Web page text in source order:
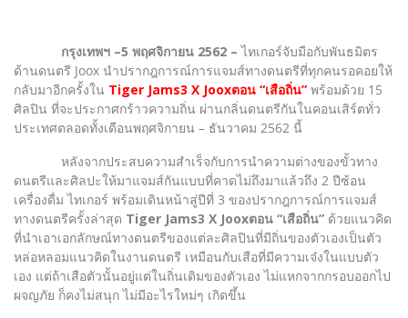
กรุงเทพฯ –5 พฤศจิกายน 2562 – ไทเกอร์จับมือกับพันธมิตร
ด้านดนตรี Joox นำปรากฎการณ์การแจมส์ทางดนตรีที่ทุกคนรอคอยให้
กลับมาอีกครั้งใน Tiger Jams3 X Jooxตอน “เสือถิ่น” พร้อมด้วย 15
ศิลปิน ที่จะประกาศกร้าวความถิ่น ผ่านกลิ่นดนตรีกันในคอนเสิร์ตทั่ว
ประเทศตลอดทั้งเดือนพฤศจิกายน – ธันวาคม 2562 นี้
หลังจากประสบความสำเร็จกับการนำความต่างของขั้วทาง
ดนตรีและศิลปะให้มาแจมส์กันแบบที่คาดไม่ถึงมาแล้วถึง 2 ปีซ้อน
เครื่องดื่ม ไทเกอร์ พร้อมเดินหน้าสู่ปีที่ 3 ของปรากฎการณ์การแจมส์
ทางดนตรีครั้งล่าสุด Tiger Jams3 X Jooxตอน “เสือถิ่น” ด้วยแนวคิด
ที่นำเอาเอกลักษณ์ทางดนตรีของแต่ละศิลปินที่มีถิ่นของตัวเองเป็นตัว
หล่อหลอมแนวคิดในงานดนตรี เหมือนกับเสือที่มีความเจ๋งในแบบตัว
เอง แต่ถ้าเสือตัวนั้นอยู่แต่ในถิ่นเดิมของตัวเอง ไม่แหกจากกรอบออกไป
ผจญภัย ก็คงไม่สนุก ไม่มีอะไรใหม่ๆ เกิดขึ้น